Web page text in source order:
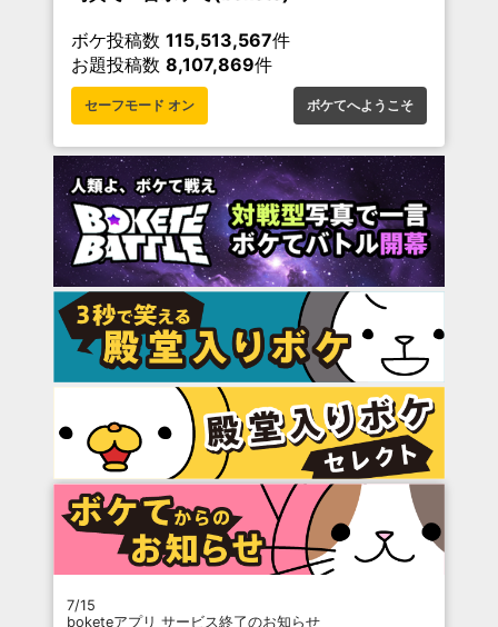
ボケ投稿数 115,513,567件
お題投稿数 8,107,869件
セーフモード オン ボケてへようこそ
7/15
boketeアプリ サービス終了のお知らせ